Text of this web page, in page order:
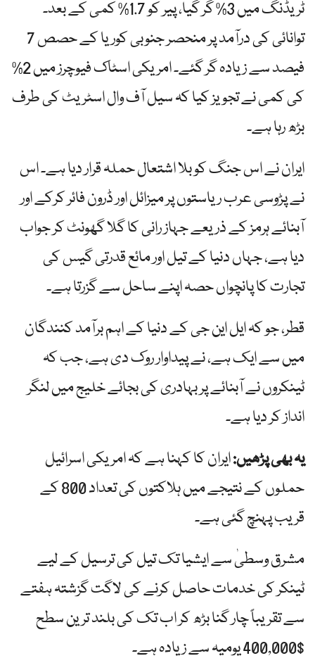
ٹریڈنگ میں 3% گر گیا، پیر کو 1.7% کمی کے بعد۔
توانائی کی درآمد پر منحصر جنوبی کوریا کے حصص 7
فیصد سے زیادہ گر گئے۔ امریکی اسٹاک فیوچرز میں 2%
کی کمی نے تجویز کیا کہ سیل آف وال اسٹریٹ کی طرف
بڑھ رہا ہے۔
ایران نے اس جنگ کو بلا اشتعال حملہ قرار دیا ہے۔ اس
نے پڑوسی عرب ریاستوں پر میزائل اور ڈرون فائر کرکے اور
آبنائے ہرمز کے ذریعے جہاز رانی کا گلا گھونٹ کر جواب
دیا ہے، جہاں دنیا کے تیل اور مائع قدرتی گیس کی
تجارت کا پانچواں حصہ اپنے ساحل سے گزرتا ہے۔
قطر، جو کہ ایل این جی کے دنیا کے اہم برآمد کنندگان
میں سے ایک ہے، نے پیداوار روک دی ہے، جب کہ
ٹینکروں نے آبنائے پر بہادری کی بجائے خلیج میں لنگر
انداز کر دیا ہے۔
یہ بھی پڑھیں:ایران کا کہنا ہے کہ امریکی اسرائیل
حملوں کے نتیجے میں ہلاکتوں کی تعداد 800 کے
قریب پہنچ گئی ہے۔
مشرق وسطیٰ سے ایشیا تک تیل کی ترسیل کے لیے
ٹینکر کی خدمات حاصل کرنے کی لاگت گزشتہ ہفتے
سے تقریباً چار گنا بڑھ کر اب تک کی بلند ترین سطح
$400,000 یومیہ سے زیادہ ہے۔